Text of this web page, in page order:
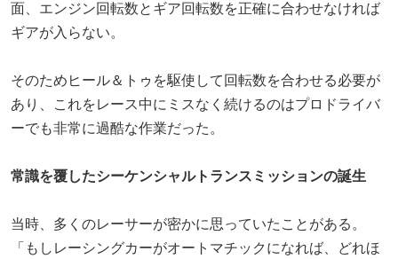
面、エンジン回転数とギア回転数を正確に合わせなければ
ギアが入らない。
そのためヒール＆トゥを駆使して回転数を合わせる必要が
あり、これをレース中にミスなく続けるのはプロドライバ
ーでも非常に過酷な作業だった。
常識を覆したシーケンシャルトランスミッションの誕生
当時、多くのレーサーが密かに思っていたことがある。
「もしレーシングカーがオートマチックになれば、どれほ